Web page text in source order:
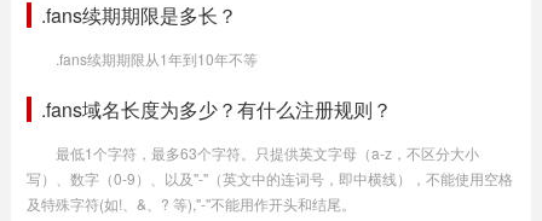
.fans续期期限是多长？
.fans续期期限从1年到10年不等
.fans域名长度为多少？有什么注册规则？
最低1个字符，最多63个字符。只提供英文字母（a-z，不区分大小
写）、数字（0-9）、以及"-"（英文中的连词号，即中横线），不能使用空格
及特殊字符(如!、&、? 等),"-"不能用作开头和结尾。